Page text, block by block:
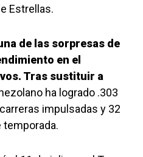
Estrellas.
de las sorpresas de
en el
Tras sustituir a
ha logrado .303
impulsadas y 32
temporada.